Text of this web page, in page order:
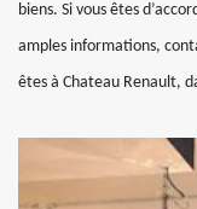
biens. Si vous êtes
amples informations,
êtes à Chateau Renault,